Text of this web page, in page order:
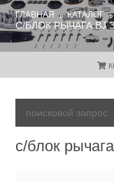
ГЛАВНАЯ КАТАЛОГ
С/БЛОК РЫЧАГА BJ
с/блок